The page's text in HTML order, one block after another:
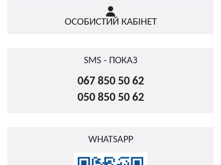
ОСОБИСТИЙ КАБІНЕТ
SMS - ПОКАЗ
067 850 50 62
050 850 50 62
WHATSAPP